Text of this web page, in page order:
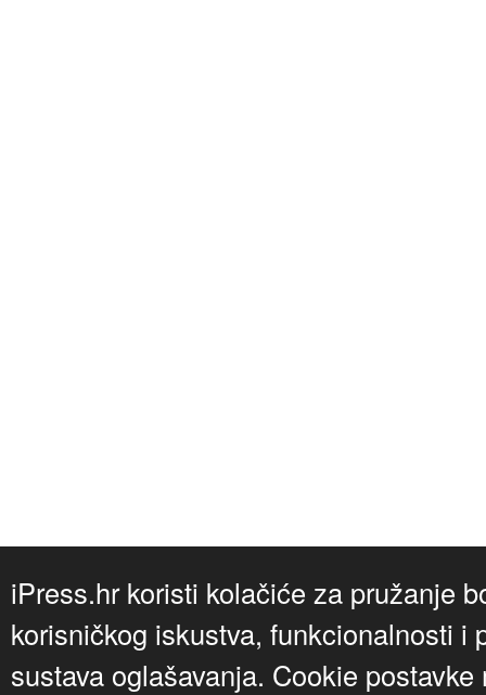
iPress.hr koristi kolačiće za pružanje
korisničkog iskustva, funkcionalnosti i
sustava oglašavanja. Cookie